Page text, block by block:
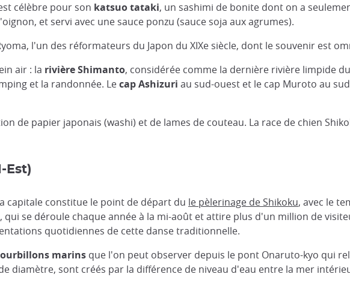
célèbre pour son katsuo tataki, un sashimi de bonite dont on a
et servi avec une sauce ponzu (sauce soja aux agrumes).
l'un des réformateurs du Japon du XIXe siècle, dont le souvenir est
air : la rivière Shimanto, considérée comme la dernière rivière limpide
et la randonnée. Lecap Ashizuri au sud-ouest et le cap Muroto au
de papier japonais (washi) et de lames de couteau. La race de chien
Est)
capitale constitue le point de départ du le pèlerinage de Shikoku, avec le
, qui se déroule chaque année à la mi-août et attire plus d'un million de
quotidiennes de cette danse traditionnelle.
marins que l'on peut observer depuis le pont Onaruto-kyo qui
diamètre, sont créés par la différence de niveau d'eau entre la mer